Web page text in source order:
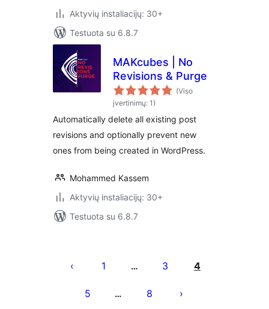
Aktyvių instaliacijų: 30+
Testuota su 6.8.7
MAKcubes | No
Revisions & Purge
(Viso
įvertinimų: 1)
Automatically delete all existing post
revisions and optionally prevent new
ones from being created in WordPress.
Mohammed Kassem
Aktyvių instaliacijų: 30+
Testuota su 6.8.7
puslapiavimas
1 … 3 4
5 … 8